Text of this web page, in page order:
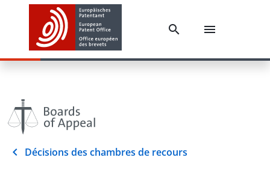
Décisions des chambres de recours